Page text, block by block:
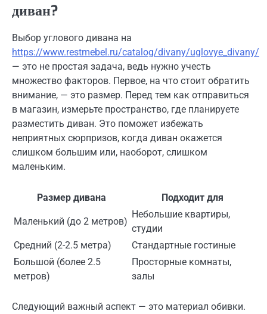
диван?
Выбор углового дивана на
https://www.restmebel.ru/catalog/divany/uglovye_divany/
— это не простая задача, ведь нужно учесть
множество факторов. Первое, на что стоит обратить
внимание, — это размер. Перед тем как отправиться
в магазин, измерьте пространство, где планируете
разместить диван. Это поможет избежать
неприятных сюрпризов, когда диван окажется
слишком большим или, наоборот, слишком
маленьким.
Размер дивана Подходит для
Маленький (до 2 метров)
Небольшие квартиры,
студии
Средний (2-2.5 метра)
Стандартные гостиные
Большой (более 2.5
метров)
Просторные комнаты,
залы
Следующий важный аспект — это материал обивки.